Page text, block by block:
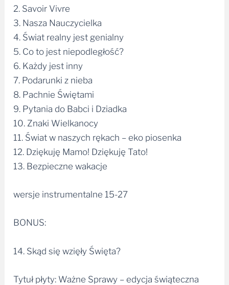
2. Savoir Vivre
3. Nasza Nauczycielka
4. Świat realny jest genialny
5. Co to jest niepodległość?
6. Każdy jest inny
7. Podarunki z nieba
8. Pachnie Świętami
9. Pytania do Babci i Dziadka
10. Znaki Wielkanocy
11. Świat w naszych rękach – eko piosenka
12. Dziękuję Mamo! Dziękuję Tato!
13. Bezpieczne wakacje
wersje instrumentalne 15-27
BONUS:
14. Skąd się wzięły Święta?
Tytuł płyty: Ważne Sprawy – edycja świąteczna